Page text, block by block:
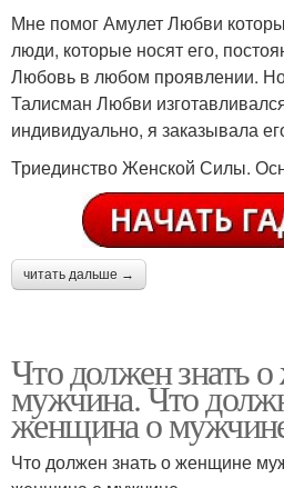
Мне помог Амулет Любви
люди, которые носят его,
Любовь в любом проявлении.
Талисман Любви
индивидуально, я заказывала
Триединство Женской Силы.
читать дальше →
Что должен знать
мужчина. Что
женщина о
Что должен знать о женщине